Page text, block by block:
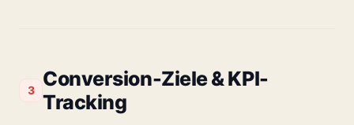
3
Conversion-Ziele & KPI-
Tracking